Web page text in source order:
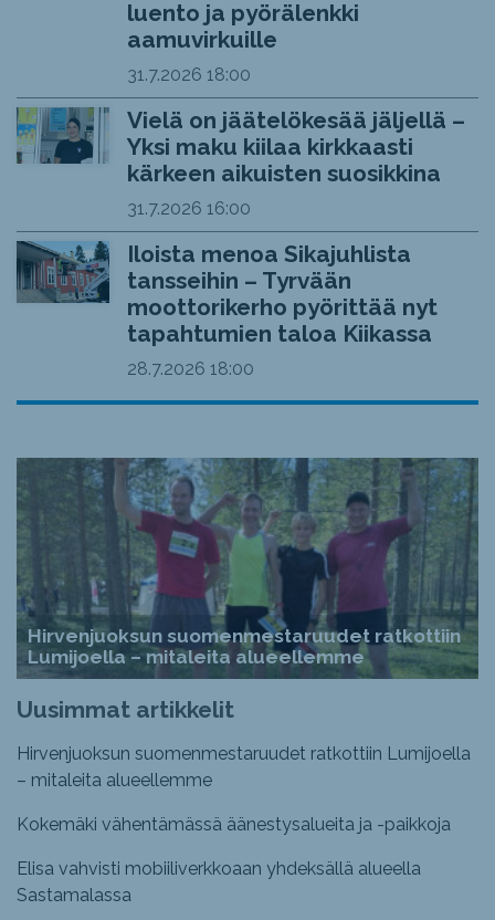
luento ja pyörälenkki
aamuvirkuille
31.7.2026 18:00
Vielä on jäätelökesää jäljellä –
Yksi maku kiilaa kirkkaasti
kärkeen aikuisten suosikkina
31.7.2026 16:00
Iloista menoa Sikajuhlista
tansseihin – Tyrvään
moottorikerho pyörittää nyt
tapahtumien taloa Kiikassa
28.7.2026 18:00
Hirvenjuoksun suomenmestaruudet ratkottiin
Lumijoella – mitaleita alueellemme
Uusimmat artikkelit
Hirvenjuoksun suomenmestaruudet ratkottiin Lumijoella
– mitaleita alueellemme
Kokemäki vähentämässä äänestysalueita ja -paikkoja
Elisa vahvisti mobiiliverkkoaan yhdeksällä alueella
Sastamalassa